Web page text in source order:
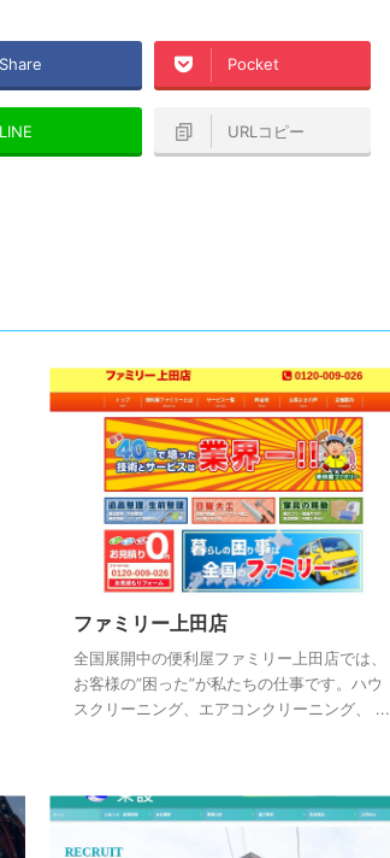
Share Pocket
LINE URLコピー
ファミリー上田店
全国展開中の便利屋ファミリー上田店では、
お客様の”困った”が私たちの仕事です。ハウ
スクリーニング、エアコンクリーニング、 ...